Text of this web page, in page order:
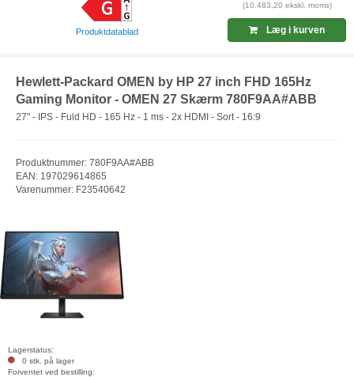
Produktdatablad
(10.483,20 ekskl. moms)
Læg i kurven
Hewlett-Packard OMEN by HP 27 inch FHD 165Hz
Gaming Monitor - OMEN 27 Skærm 780F9AA#ABB
27" - IPS - Fuld HD - 165 Hz - 1 ms - 2x HDMI - Sort - 16:9
Produktnummer: 780F9AA#ABB
EAN: 197029614865
Varenummer: F23540642
Lagerstatus:
0 stk. på lager
Forventet ved bestilling: